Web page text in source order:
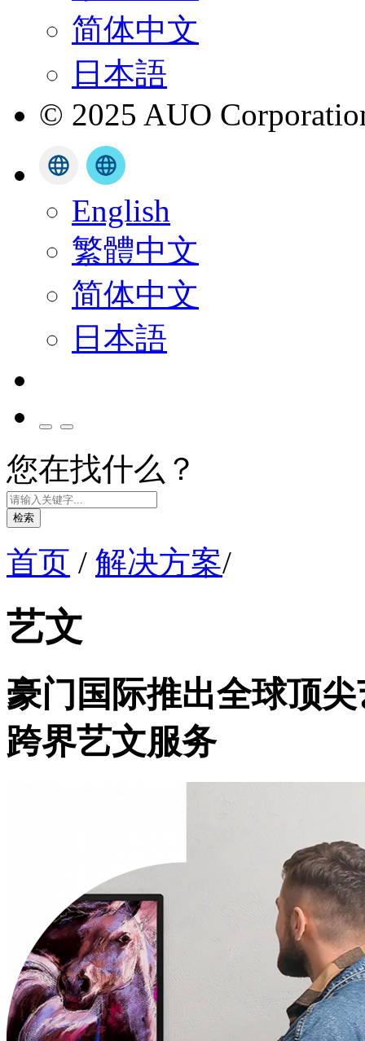
简体中文
日本語
© 2025 AUO
English
繁體中文
简体中文
日本語
您在找什么？
检索
首页 / 解决方案/
艺文
豪门国际推出全球顶
跨界艺文服务